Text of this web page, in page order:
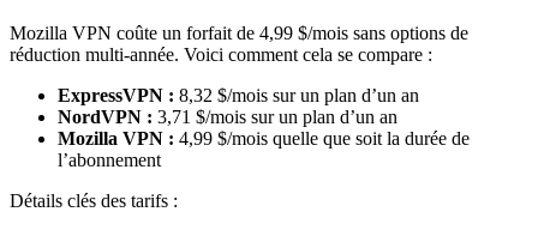
Mozilla VPN coûte un forfait de 4,99 $/mois sans options de
réduction multi-année. Voici comment cela se compare :
ExpressVPN : 8,32 $/mois sur un plan d’un an
NordVPN : 3,71 $/mois sur un plan d’un an
Mozilla VPN : 4,99 $/mois quelle que soit la durée de
l’abonnement
Détails clés des tarifs :